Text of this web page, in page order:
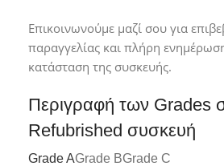
Επικοινωνούμε μαζί σου για
παραγγελίας και πλήρη
κατάσταση της συσκευής.
Περιγραφή των Grades
Refubrished συσκευή
Grade AGrade BGrade C